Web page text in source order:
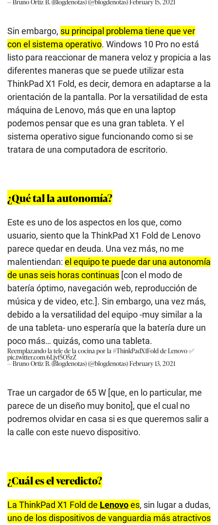
Sin embargo, su principal problema tiene que ver
con el sistema operativo. Windows 10 Pro no está
listo para reaccionar de manera veloz y propicia a las
diferentes maneras que se puede utilizar esta
ThinkPad X1 Fold, es decir, demora en adaptarse a la
orientación de la pantalla. Por la versatilidad de esta
máquina de Lenovo, más que en una laptop
podemos pensar que es una gran tableta. Y el
sistema operativo sigue funcionando como si se
tratara de una computadora de escritorio.
¿Qué tal la autonomía?
Este es uno de los aspectos en los que, como
usuario, siento que la ThinkPad X1 Fold de Lenovo
parece quedar en deuda. Una vez más, no me
malentiendan: el equipo te puede dar una autonomía
de unas seis horas continuas [con el modo de
batería óptimo, navegación web, reproducción de
música y de video, etc.]. Sin embargo, una vez más,
debido a la versatilidad del equipo -muy similar a la
de una tableta- uno esperaría que la batería dure un
poco más… quizás, como una tableta.
Reemplazando la tele de la cocina por la#ThinkPadX1Foldde Lenovo ✅
pic.twitter.com/6Ljyf5O5zZ
— Bruno Ortiz B. (Blogdenotas) (@blogdenotas)February 13, 2021
Trae un cargador de 65 W [que, en lo particular, me
parece de un diseño muy bonito], que el cual no
podremos olvidar en casa si es que queremos salir a
la calle con este nuevo dispositivo.
¿Cuál es el veredicto?
La ThinkPad X1 Fold de Lenovoes, sin lugar a dudas,
uno de los dispositivos de vanguardia más atractivos